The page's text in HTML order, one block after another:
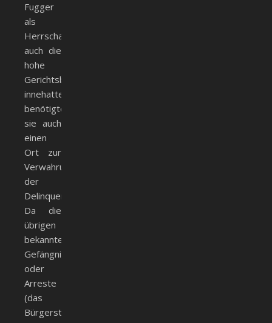
Fugger
als
Herrschaft
auch die
hohe
Gerichtsbarkeit
innehatten,
benötigten
sie auch
einen
Ort zur
Verwahrung
der
Delinquenten.
Da die
übrigen
bekannten
Gefängnisse
oder
Arreste
(das
Bürgerstüble